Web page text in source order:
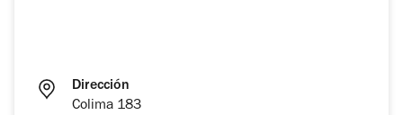
Dirección
Colima 183